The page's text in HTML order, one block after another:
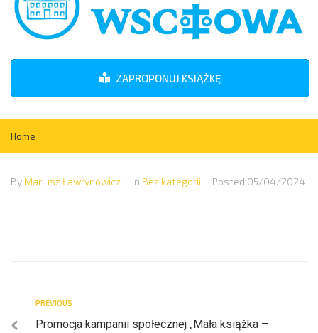
O nas
Wydarzenia
Kontakt
ZAPROPONUJ KSIĄŻKĘ
Home
By Mariusz Ławrynowicz In Bez kategorii Posted 05/04/2024
PREVIOUS
Promocja kampanii społecznej „Mała książka –